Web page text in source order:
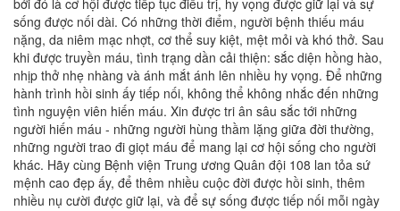
bởi đó là cơ hội được tiếp tục điều trị, hy vọng được giữ lại và sự
sống được nối dài. Có những thời điểm, người bệnh thiếu máu
nặng, da niêm mạc nhợt, cơ thể suy kiệt, mệt mỏi và khó thở. Sau
khi được truyền máu, tình trạng dần cải thiện: sắc diện hồng hào,
nhịp thở nhẹ nhàng và ánh mắt ánh lên nhiều hy vọng. Để những
hành trình hồi sinh ấy tiếp nối, không thể không nhắc đến những
tình nguyện viên hiến máu. Xin được tri ân sâu sắc tới những
người hiến máu - những người hùng thầm lặng giữa đời thường,
những người trao đi giọt máu để mang lại cơ hội sống cho người
khác. Hãy cùng Bệnh viện Trung ương Quân đội 108 lan tỏa sứ
mệnh cao đẹp ấy, để thêm nhiều cuộc đời được hồi sinh, thêm
nhiều nụ cười được giữ lại, và để sự sống được tiếp nối mỗi ngày